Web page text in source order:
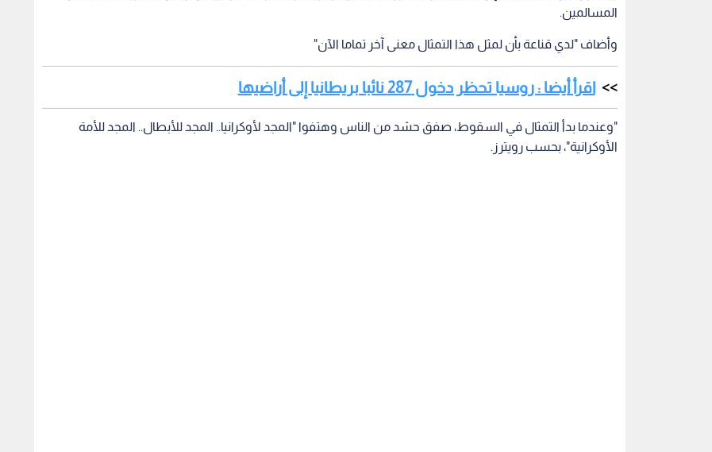
المسالمين.
وأضاف "لدي قناعة بأن لمثل هذا التمثال معنى آخر تماما الآن"
اقرأ أيضا : روسيا تحظر دخول 287 نائبا بريطانيا إلى أراضيها
"وعندما بدأ التمثال في السقوط، صفق حشد من الناس وهتفوا "المجد لأوكرانيا.. المجد للأبطال.. المجد للأمة
الأوكرانية"، بحسب رويترز.